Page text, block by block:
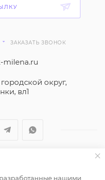
ЗАКАЗАТЬ ЗВОНОК
milena.ru
округ,
вл1
групп"
нашими